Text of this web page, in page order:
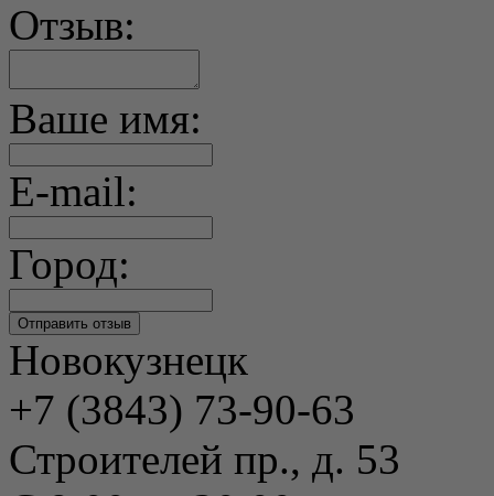
Отзыв:
Ваше имя:
E-mail:
Город:
Новокузнецк
+7 (3843) 73-90-63
Строителей пр., д. 53